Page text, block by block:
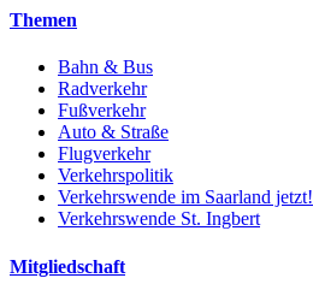
Themen
Bahn & Bus
Radverkehr
Fußverkehr
Auto & Straße
Flugverkehr
Verkehrspolitik
Verkehrswende im Saarland jetzt!
Verkehrswende St. Ingbert
Mitgliedschaft